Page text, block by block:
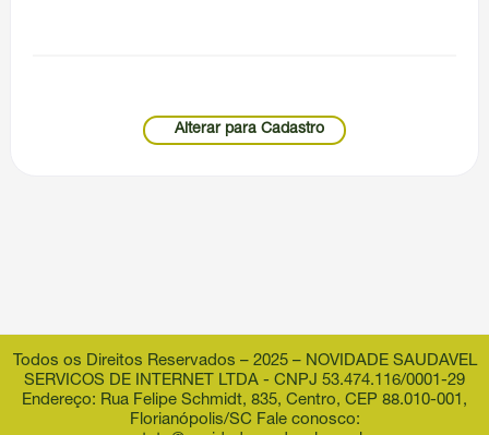
Alterar para Cadastro
Todos os Direitos Reservados – 2025 – NOVIDADE SAUDAVEL
SERVICOS DE INTERNET LTDA - CNPJ 53.474.116/0001-29
Endereço: Rua Felipe Schmidt, 835, Centro, CEP 88.010-001,
Florianópolis/SC Fale conosco: